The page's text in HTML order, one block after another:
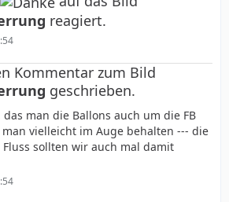
reagiert.
Kommentar zum Bild
geschrieben.
das man die Ballons auch um die FB
vielleicht im Auge behalten --- die
sollten wir auch mal damit